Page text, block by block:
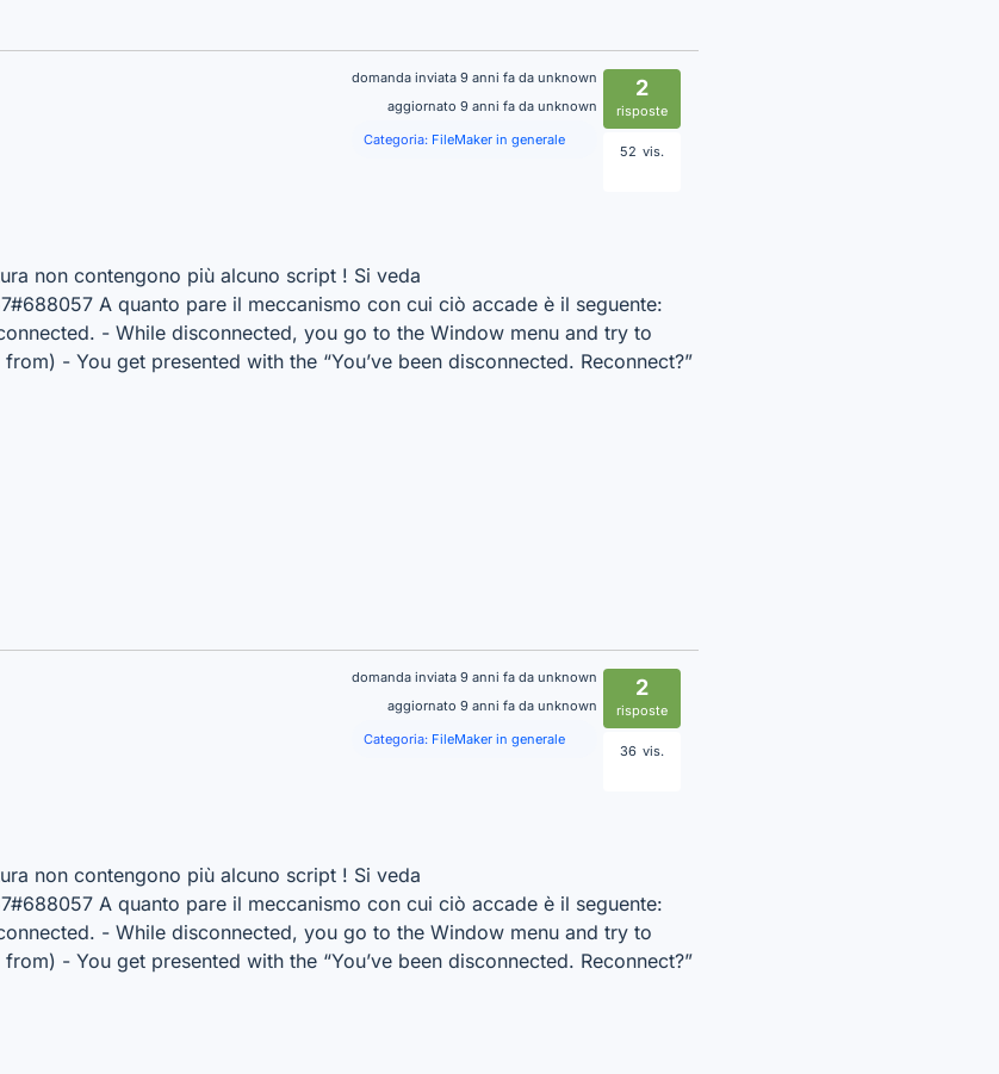
2
risposte
52 vis.
domanda inviata 9 anni fa da unknown
aggiornato 9 anni fa da unknown
Categoria: FileMaker in generale
non contengono più alcuno script ! Si veda
A quanto pare il meccanismo con cui ciò accade è il seguente:
- While disconnected, you go to the Window menu and try to
- You get presented with the “You’ve been disconnected. Reconnect?”
2
risposte
36 vis.
domanda inviata 9 anni fa da unknown
aggiornato 9 anni fa da unknown
Categoria: FileMaker in generale
non contengono più alcuno script ! Si veda
A quanto pare il meccanismo con cui ciò accade è il seguente:
- While disconnected, you go to the Window menu and try to
- You get presented with the “You’ve been disconnected. Reconnect?”